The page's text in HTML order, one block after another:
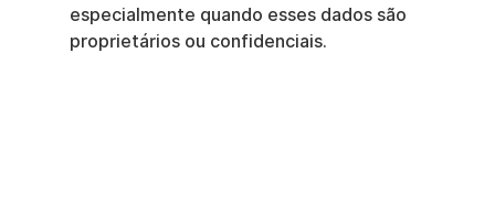
especialmente quando esses dados são
proprietários ou confidenciais.